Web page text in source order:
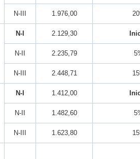
N-III 1.976,00
N-I 2.129,30
N-II 2.235,79
N-III 2.448,71
N-I 1.412,00
N-II 1.482,60
N-III 1.623,80